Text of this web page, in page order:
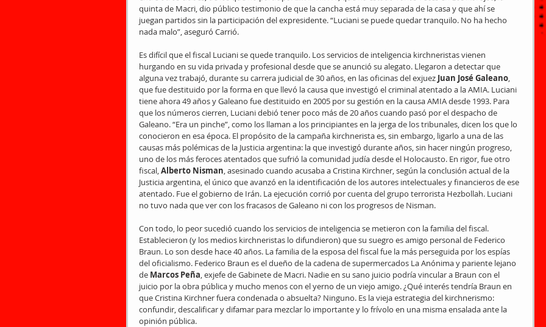
quinta de Macri, dio público testimonio de que la cancha está muy separada de la casa y que ahí se
juegan partidos sin la participación del expresidente. “Luciani se puede quedar tranquilo. No ha hecho
nada malo”, aseguró Carrió.
Es difícil que el fiscal Luciani se quede tranquilo. Los servicios de inteligencia kirchneristas vienen
hurgando en su vida privada y profesional desde que se anunció su alegato. Llegaron a detectar que
alguna vez trabajó, durante su carrera judicial de 30 años, en las oficinas del exjuez Juan José Galeano,
que fue destituido por la forma en que llevó la causa que investigó el criminal atentado a la AMIA. Luciani
tiene ahora 49 años y Galeano fue destituido en 2005 por su gestión en la causa AMIA desde 1993. Para
que los números cierren, Luciani debió tener poco más de 20 años cuando pasó por el despacho de
Galeano. “Era un pinche”, como los llaman a los principiantes en la jerga de los tribunales, dicen los que lo
conocieron en esa época. El propósito de la campaña kirchnerista es, sin embargo, ligarlo a una de las
causas más polémicas de la Justicia argentina: la que investigó durante años, sin hacer ningún progreso,
uno de los más feroces atentados que sufrió la comunidad judía desde el Holocausto. En rigor, fue otro
fiscal, Alberto Nisman, asesinado cuando acusaba a Cristina Kirchner, según la conclusión actual de la
Justicia argentina, el único que avanzó en la identificación de los autores intelectuales y financieros de ese
atentado. Fue el gobierno de Irán. La ejecución corrió por cuenta del grupo terrorista Hezbollah. Luciani
no tuvo nada que ver con los fracasos de Galeano ni con los progresos de Nisman.
Con todo, lo peor sucedió cuando los servicios de inteligencia se metieron con la familia del fiscal.
Establecieron (y los medios kirchneristas lo difundieron) que su suegro es amigo personal de Federico
Braun. Lo son desde hace 40 años. La familia de la esposa del fiscal fue la más perseguida por los espías
del oficialismo. Federico Braun es el dueño de la cadena de supermercados La Anónima y pariente lejano
de Marcos Peña, exjefe de Gabinete de Macri. Nadie en su sano juicio podría vincular a Braun con el
juicio por la obra pública y mucho menos con el yerno de un viejo amigo. ¿Qué interés tendría Braun en
que Cristina Kirchner fuera condenada o absuelta? Ninguno. Es la vieja estrategia del kirchnerismo:
confundir, descalificar y difamar para mezclar lo importante y lo frívolo en una misma ensalada ante la
opinión pública.